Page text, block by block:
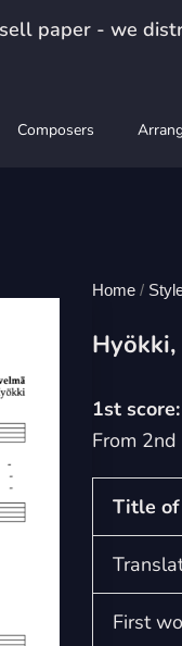
paper - we
Composers
Home /
From
Title
First